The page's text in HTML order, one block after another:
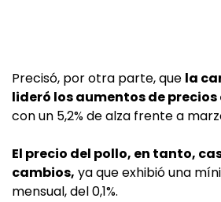
Precisó, por otra parte, que la
lideró los aumentos de
con un 5,2% de alza frente a
El precio del pollo, en tanto,
cambios, ya que exhibió una
mensual, del 0,1%.